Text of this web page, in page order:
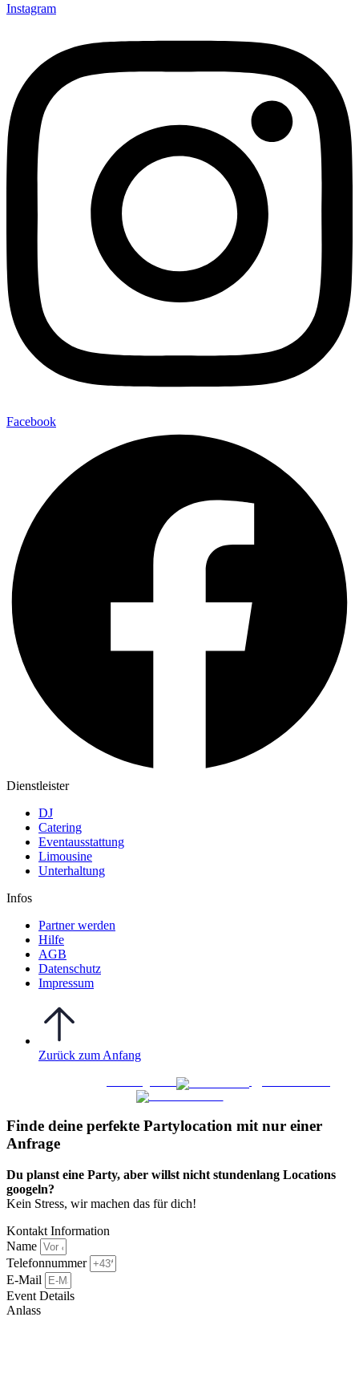
Instagram
Facebook
Dienstleister
DJ
Catering
Eventausstattung
Limousine
Unterhaltung
Infos
Partner werden
Hilfe
AGB
Datenschutz
Impressum
Zurück zum Anfang
Finde deine perfekte Partylocation mit nur einer
Anfrage​
Du planst eine Party, aber willst nicht stundenlang Locations
googeln?
Kein Stress, wir machen das für dich!
Kontakt Information
Name
Telefonnummer
E-Mail
Event Details
Anlass